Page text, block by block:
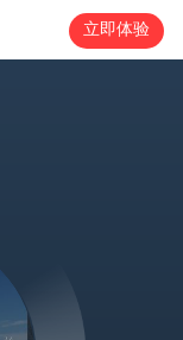
立即体验